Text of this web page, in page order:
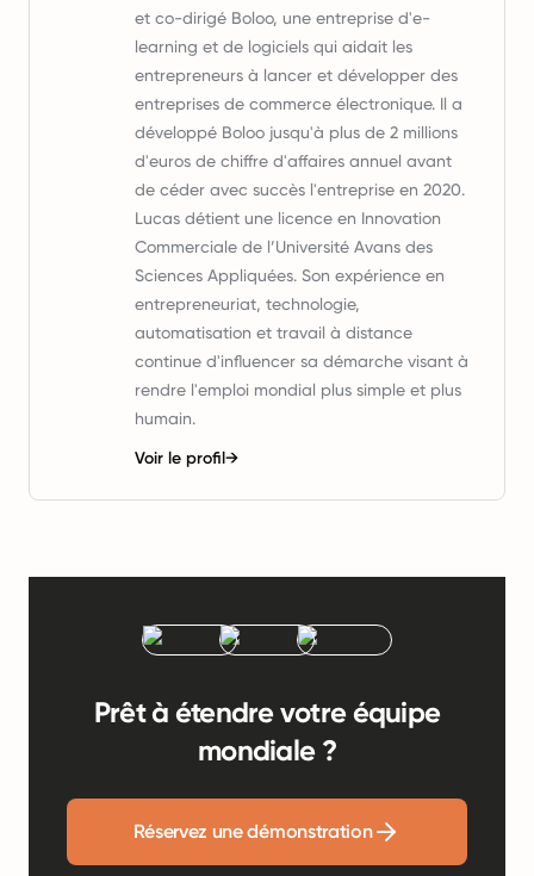
et co-dirigé Boloo, une entreprise d'e-
learning et de logiciels qui aidait les
entrepreneurs à lancer et développer des
entreprises de commerce électronique. Il a
développé Boloo jusqu'à plus de 2 millions
d'euros de chiffre d'affaires annuel avant
de céder avec succès l'entreprise en 2020.
Lucas détient une licence en Innovation
Commerciale de l’Université Avans des
Sciences Appliquées. Son expérience en
entrepreneuriat, technologie,
automatisation et travail à distance
continue d'influencer sa démarche visant à
rendre l'emploi mondial plus simple et plus
humain.
Voir le profil→
Prêt à étendre votre équipe
mondiale ?
Réservez une démonstration